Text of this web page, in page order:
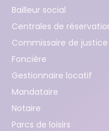
Bailleur social
Centrales de
Commissaire de justice
Foncière
Gestionnaire locatif
Mandataire
Notaire
Parcs de loisirs